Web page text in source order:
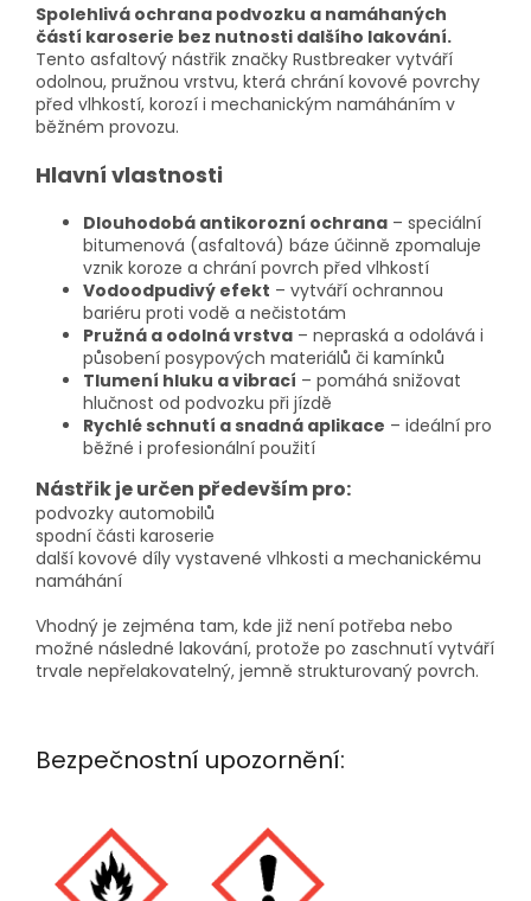
Spolehlivá ochrana podvozku a namáhaných
částí karoserie bez nutnosti dalšího lakování.
Tento asfaltový nástřik značky Rustbreaker vytváří
odolnou, pružnou vrstvu, která chrání kovové povrchy
před vlhkostí, korozí i mechanickým namáháním v
běžném provozu.
Hlavní vlastnosti
Dlouhodobá antikorozní ochrana – speciální
bitumenová (asfaltová) báze účinně zpomaluje
vznik koroze a chrání povrch před vlhkostí
Vodoodpudivý efekt – vytváří ochrannou
bariéru proti vodě a nečistotám
Pružná a odolná vrstva – nepraská a odolává i
působení posypových materiálů či kamínků
Tlumení hluku a vibrací – pomáhá snižovat
hlučnost od podvozku při jízdě
Rychlé schnutí a snadná aplikace – ideální pro
běžné i profesionální použití
Nástřik je určen především pro:
podvozky automobilů
spodní části karoserie
další kovové díly vystavené vlhkosti a mechanickému
namáhání
Vhodný je zejména tam, kde již není potřeba nebo
možné následné lakování, protože po zaschnutí vytváří
trvale nepřelakovatelný, jemně strukturovaný povrch.
Bezpečnostní upozornění: